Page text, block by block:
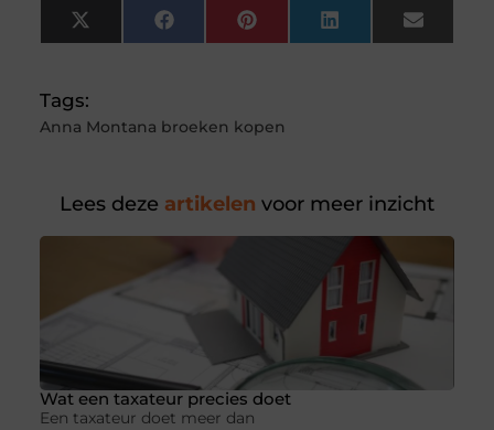
X
(Twitter)
FacebookPinterestLinkedInEmail
Tags:
Anna Montana broeken kopen
Lees deze artikelen voor meer inzicht
Wat een taxateur precies doet
Een taxateur doet meer dan